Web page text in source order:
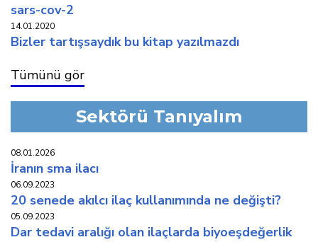
sars-cov-2
14.01.2020
bi̇zler tartişsaydik bu ki̇tap yazilmazdi
Tümünü gör
Sektörü Tanıyalım
08.01.2026
i̇ranin sma i̇laci
06.09.2023
20 senede akilci i̇laç kullaniminda ne deği̇şti̇?
05.09.2023
dar tedavi̇ araliği olan i̇laçlarda bi̇yoeşdeğerli̇k